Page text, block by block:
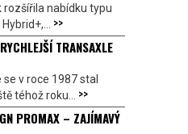
rozšířila nabídku typu
>>
TRANSAXLE
v roce 1987 stal
téhož roku... >>
PROMAX – ZAJÍMAVÝ